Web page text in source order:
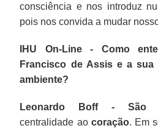
consciência e nos introduz
pois nos convida a mudar
IHU On-Line - Como
Francisco de Assis e a
ambiente?
Leonardo Boff - São
centralidade ao coração. Em